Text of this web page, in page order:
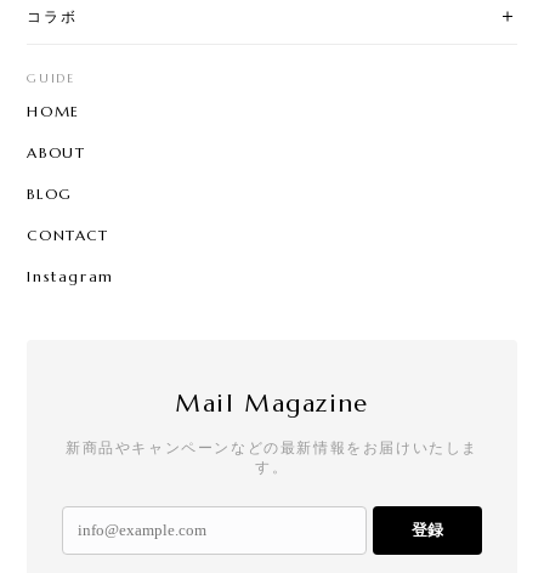
コラボ
GUIDE
HOME
ABOUT
BLOG
CONTACT
Instagram
Mail Magazine
新商品やキャンペーンなどの最新情報をお届けいたしま
す。
登録